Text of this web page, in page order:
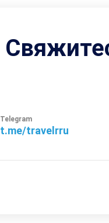
Telegram
t.me/travelrru